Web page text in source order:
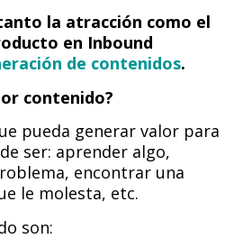
la atracción como el
en Inbound
de contenidos.
contenido?
pueda generar valor para
ser: aprender algo,
encontrar una
le molesta, etc.
son: